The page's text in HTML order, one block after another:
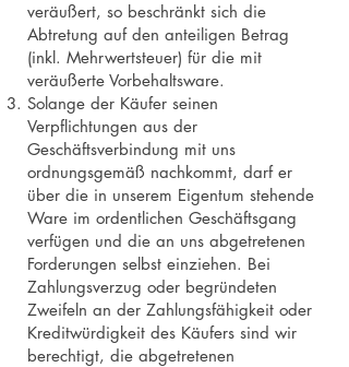
veräußert, so beschränkt sich die
Abtretung auf den anteiligen Betrag
(inkl. Mehrwertsteuer) für die mit
veräußerte Vorbehaltsware.
Solange der Käufer seinen
Verpflichtungen aus der
Geschäftsverbindung mit uns
ordnungsgemäß nachkommt, darf er
über die in unserem Eigentum stehende
Ware im ordentlichen Geschäftsgang
verfügen und die an uns abgetretenen
Forderungen selbst einziehen. Bei
Zahlungsverzug oder begründeten
Zweifeln an der Zahlungsfähigkeit oder
Kreditwürdigkeit des Käufers sind wir
berechtigt, die abgetretenen